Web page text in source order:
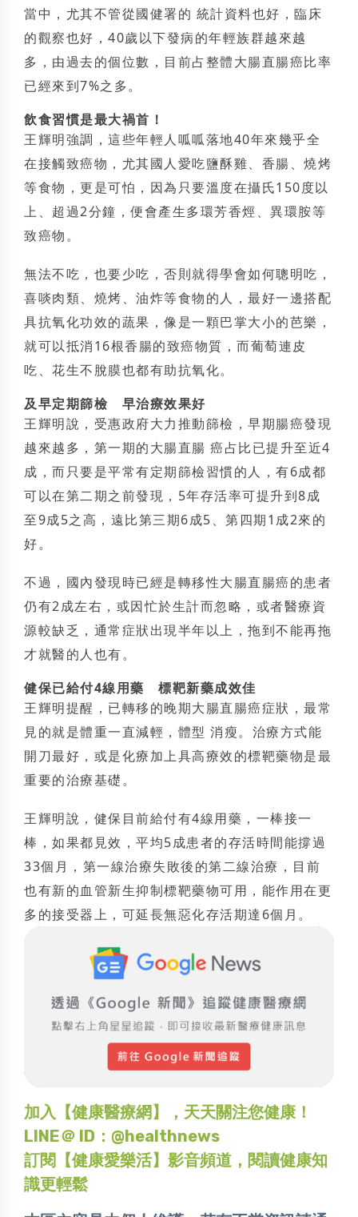
當中，尤其不管從國健署的 統計資料也好，臨床
的觀察也好，40歲以下發病的年輕族群越來越
多，由過去的個位數，目前占整體大腸直腸癌比率
已經來到7%之多。
飲食習慣是最大禍首！
王輝明強調，這些年輕人呱呱落地40年來幾乎全
在接觸致癌物，尤其國人愛吃鹽酥雞、香腸、燒烤
等食物，更是可怕，因為只要溫度在攝氏150度以
上、超過2分鐘，便會產生多環芳香烴、異環胺等
致癌物。
無法不吃，也要少吃，否則就得學會如何聰明吃，
喜啖肉類、燒烤、油炸等食物的人，最好一邊搭配
具抗氧化功效的蔬果，像是一顆巴掌大小的芭樂，
就可以抵消16根香腸的致癌物質，而葡萄連皮
吃、花生不脫膜也都有助抗氧化。
及早定期篩檢 早治療效果好
王輝明說，受惠政府大力推動篩檢，早期腸癌發現
越來越多，第一期的大腸直腸 癌占比已提升至近4
成，而只要是平常有定期篩檢習慣的人，有6成都
可以在第二期之前發現，5年存活率可提升到8成
至9成5之高，遠比第三期6成5、第四期1成2來的
好。
不過，國內發現時已經是轉移性大腸直腸癌的患者
仍有2成左右，或因忙於生計而忽略，或者醫療資
源較缺乏，通常症狀出現半年以上，拖到不能再拖
才就醫的人也有。
健保已給付4線用藥 標靶新藥成效佳
王輝明提醒，已轉移的晚期大腸直腸癌症狀，最常
見的就是體重一直減輕，體型 消瘦。治療方式能
開刀最好，或是化療加上具高療效的標靶藥物是最
重要的治療基礎。
王輝明說，健保目前給付有4線用藥，一棒接一
棒，如果都見效，平均5成患者的存活時間能撐過
33個月，第一線治療失敗後的第二線治療，目前
也有新的血管新生抑制標靶藥物可用，能作用在更
多的接受器上，可延長無惡化存活期達6個月。
加入【健康醫療網】，天天關注您健康！
LINE＠ ID：@healthnews
訂閱【健康愛樂活】影音頻道，閱讀健康知
識更輕鬆